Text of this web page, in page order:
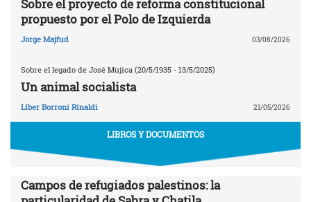
Sobre el proyecto de reforma constitucional
propuesto por el Polo de Izquierda
Jorge Majfud 03/08/2026
Sobre el legado de José Mujica (20/5/1935 - 13/5/2025)
Un animal socialista
Líber Borroni Rinaldi 21/05/2026
LIBROS Y DOCUMENTOS
Campos de refugiados palestinos: la